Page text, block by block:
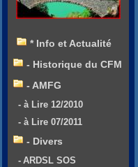
* Info et Actualité
- Historique du CFM
- AMFG
- à Lire 12/2010
- à Lire 07/2011
- Divers
- ARDSL SOS